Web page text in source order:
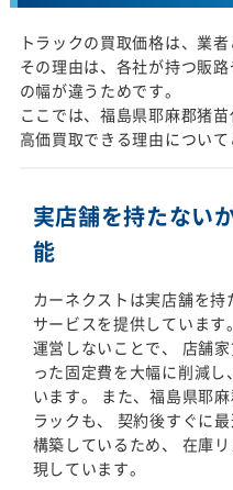
トラックの買取価格は、業
その理由は、各社が持つ販
の幅が違うためです。
ここでは、福島県耶麻郡猪
高価買取できる理由について
実店舗を持たない
能
カーネクストは実店舗を
サービスを提供していま
運営しないことで、 店舗
った固定費を大幅に削減
います。 また、福島県耶
ラックも、 契約後すぐに
構築しているため、 在庫
現しています。